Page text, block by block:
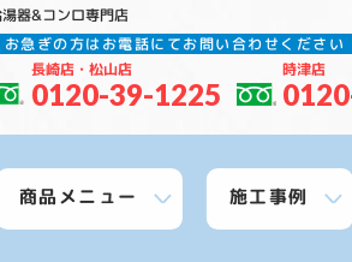
器&コンロ専門店
お急ぎの方はお電話にてお問い合わせください
長崎店・松山店
0120-39-1225
時津店
商品メニュー 施工事例